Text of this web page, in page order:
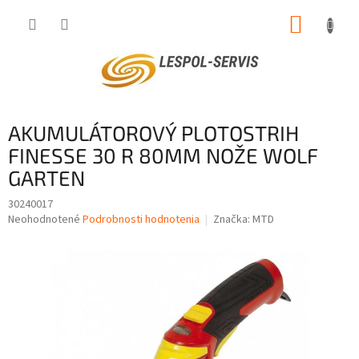
AKUMULÁTOROVÝ PLOTOSTRIH
FINESSE 30 R 80MM NOŽE WOLF
GARTEN
30240017
Priemerné
Neohodnotené Podrobnosti hodnotenia Značka: MTD